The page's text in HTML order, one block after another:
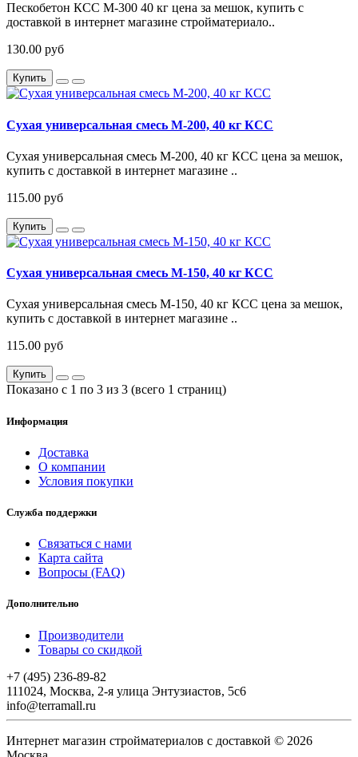
Пескобетон КСС М-300 40 кг цена за мешок, купить с
доставкой в интернет магазине стройматериало..
130.00 руб
Купить
Сухая универсальная смесь М-200, 40 кг КСС
Сухая универсальная смесь М-200, 40 кг КСС цена за мешок,
купить с доставкой в интернет магазине ..
115.00 руб
Купить
Сухая универсальная смесь М-150, 40 кг КСС
Сухая универсальная смесь М-150, 40 кг КСС цена за мешок,
купить с доставкой в интернет магазине ..
115.00 руб
Купить
Показано с 1 по 3 из 3 (всего 1 страниц)
Информация
Доставка
О компании
Условия покупки
Служба поддержки
Связаться с нами
Карта сайта
Вопросы (FAQ)
Дополнительно
Производители
Товары со скидкой
+7 (495) 236-89-82
111024, Москва, 2-я улица Энтузиастов, 5с6
info@terramall.ru
Интернет магазин стройматериалов с доставкой © 2026